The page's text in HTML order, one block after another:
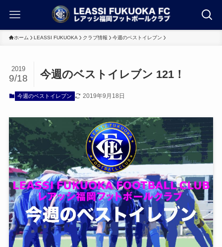
ホーム LEASSI FUKUOKA クラブ情報 今週のベストイレブン
今週のベストイレブン 121！
2019
9/18
今週のベストイレブン 2019年9月18日